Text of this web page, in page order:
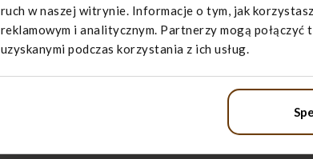
ruch w naszej witrynie. Informacje o tym, jak
reklamowym i analitycznym. Partnerzy mogą
uzyskanymi podczas korzystania z ich usług.
wpłynąć
Jeżeli
śmiercią
czysty